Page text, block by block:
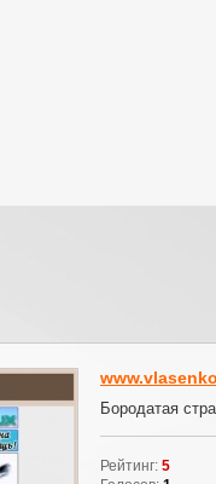
Бородатая
Рейтинг: 5